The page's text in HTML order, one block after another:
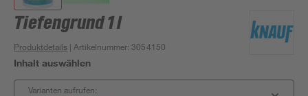
Tiefengrund 1 l
Produktdetails | Artikelnummer:3054150
Inhalt auswählen
Varianten aufrufen: